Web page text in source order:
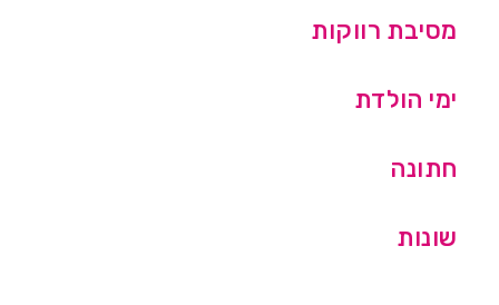
מסיבת רווקות
ימי הולדת
חתונה
שונות